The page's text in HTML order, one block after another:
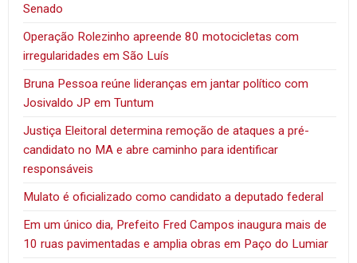
Senado
Operação Rolezinho apreende 80 motocicletas com
irregularidades em São Luís
Bruna Pessoa reúne lideranças em jantar político com
Josivaldo JP em Tuntum
Justiça Eleitoral determina remoção de ataques a pré-
candidato no MA e abre caminho para identificar
responsáveis
Mulato é oficializado como candidato a deputado federal
Em um único dia, Prefeito Fred Campos inaugura mais de
10 ruas pavimentadas e amplia obras em Paço do Lumiar